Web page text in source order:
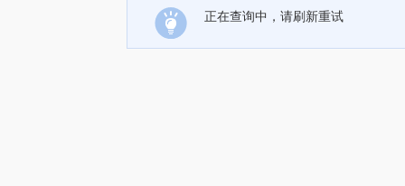
正在查询中，请刷新重试